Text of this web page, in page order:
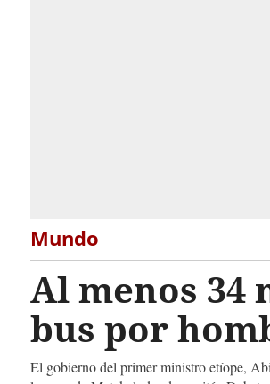
Mundo
Al menos 34
bus por
El gobierno del primer ministro etíope,